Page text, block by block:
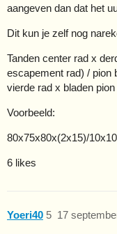
aangeven dan dat het
Dit kun je zelf nog
Tanden center rad x
escapement rad) / pion
vierde rad x bladen
Voorbeeld:
80x75x80x(2x15)/
6 likes
Yoeri40 17
5